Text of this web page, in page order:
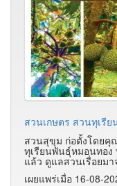
สวนเกษตร สวนทุเรี
สวนสุขุม ก่อตั้งโดยคุ
ทุเรียนพันธุ์หมอนทอง
แล้ว ดูแลสวนเรื่อยม
เผยแพร่เมื่อ 16-08-